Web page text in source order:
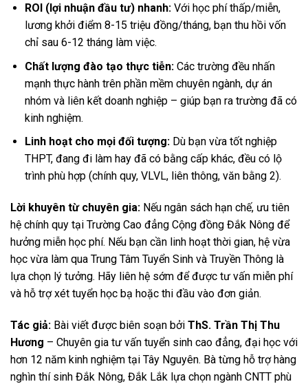
ROI (lợi nhuận đầu tư) nhanh:Với học phí thấp/miễn,
lương khởi điểm 8-15 triệu đồng/tháng, bạn thu hồi vốn
chỉ sau 6-12 tháng làm việc.
Chất lượng đào tạo thực tiễn:Các trường đều nhấn
mạnh thực hành trên phần mềm chuyên ngành, dự án
nhóm và liên kết doanh nghiệp – giúp bạn ra trường đã có
kinh nghiệm.
Linh hoạt cho mọi đối tượng:Dù bạn vừa tốt nghiệp
THPT, đang đi làm hay đã có bằng cấp khác, đều có lộ
trình phù hợp (chính quy, VLVL, liên thông, văn bằng 2).
Lời khuyên từ chuyên gia: Nếu ngân sách hạn chế, ưu tiên
hệ chính quy tại Trường Cao đẳng Cộng đồng Đắk Nông để
hưởng miễn học phí. Nếu bạn cần linh hoạt thời gian, hệ vừa
học vừa làm qua Trung Tâm Tuyển Sinh và Truyền Thông là
lựa chọn lý tưởng. Hãy liên hệ sớm để được tư vấn miễn phí
và hỗ trợ xét tuyển học bạ hoặc thi đầu vào đơn giản.
Tác giả: Bài viết được biên soạn bởi ThS. Trần Thị Thu
Hương – Chuyên gia tư vấn tuyển sinh cao đẳng, đại học với
hơn 12 năm kinh nghiệm tại Tây Nguyên. Bà từng hỗ trợ hàng
nghìn thí sinh Đắk Nông, Đắk Lắk lựa chọn ngành CNTT phù